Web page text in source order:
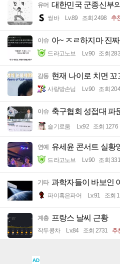
유머 대한민국 군종신부
썽바 Lv.89 조회 2498 추
이슈 아~ ㅈㄹ하지마 진
드라고노브 Lv.90 조회
감동 현재 나이로 치면
사랑방손님 Lv.90 조회
이슈 축구협회 성접대 파
슬기로움 Lv.92 조회 1276
연예 유세윤 콘서트 실황
드라고노브 Lv.90 조회
기타 과학자들이 바보인
파이혹은파어 Lv.91 조회
계층 프랑스 날씨 근황
작두콩차 Lv.84 조회 2731 추
AD